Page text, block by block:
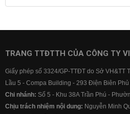
Lãi suất tiết kiệm
Lãi suất
Lãi suất ngân hàng BIDV
Lãi suất ngân hàng
TRANG TTĐTTH CỦA CÔNG TY
Giấy phép số 3324/GP-TTĐT do Sở VH&TT
Lầu 5 - Compa Building - 293 Điện Biên
Chi nhánh: Số 5 - Khu 38A Trần Phú -
Chịu trách nhiệm nội dung: Nguyễn Minh